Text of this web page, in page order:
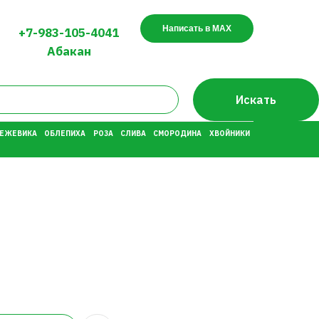
Написать в MAX
+7-983-105-4041
Абакан
Искать
ОБЛЕПИХА РОЗА СЛИВА СМОРОДИНА
ХВОЙНИКИ